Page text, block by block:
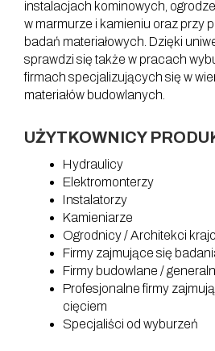
instalacjach kominowych,
w marmurze i kamieniu oraz przy
badań materiałowych. Dzięki
sprawdzi się także w pracach
firmach specjalizujących się w
materiałów budowlanych.
UŻYTKOWNICY
Hydraulicy
Elektromonterzy
Instalatorzy
Kamieniarze
Ogrodnicy / Architekci
Firmy zajmujące się
Firmy budowlane /
Profesjonalne firmy
cięciem
Specjaliści od wyburzeń